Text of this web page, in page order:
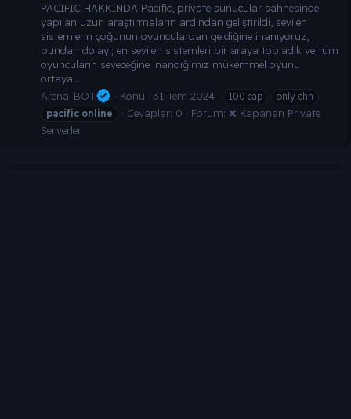
PACIFIC HAKKINDA Pacific, private sunucular sahnesinde
yapılan uzun araştırmaların ardından geliştirildi, sevilen
sistemlerin çoğunun oyunculardan geldiğine inanıyoruz,
bundan dolayı; en sevilen sistemleri bir araya topladık ve tüm
oyuncuların seveceğine inandığımız mükemmel oyunu
ortaya...
Arena-BOT
Konu 31 Tem 2024 100 cap
only chn
pacific online Cevaplar: 0 Forum: ❌ Kapanan Private
Serverler